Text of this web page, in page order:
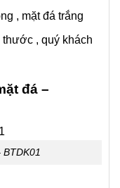
, mặt đá trắng
thước , quý khách
đá –